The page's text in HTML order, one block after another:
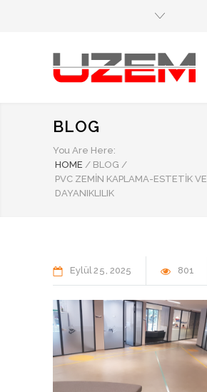
BLOG
You Are Here:
HOME / BLOG /
PVC ZEMIN KAPLAMA-ESTETIK VE
DAYANIKLILIK
Eylül25 2025 801